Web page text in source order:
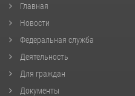
Главная
Новости
Федеральная служба
Деятельность
Для граждан
Документы